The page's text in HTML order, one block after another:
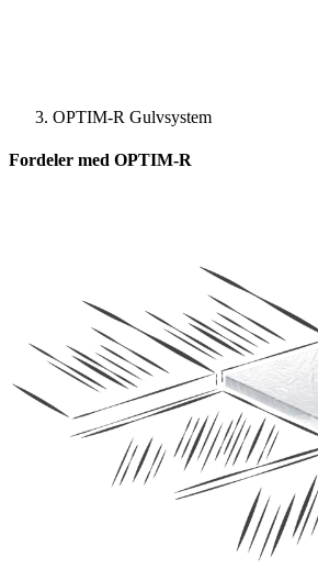
OPTIM-R Gulvsystem
Fordeler med OPTIM-R